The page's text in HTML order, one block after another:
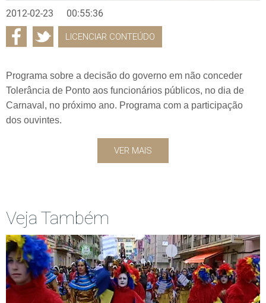
2012-02-23 00:55:36
LICENCIAR CONTEÚDO
Programa sobre a decisão do governo em não conceder
Tolerância de Ponto aos funcionários públicos, no dia de
Carnaval, no próximo ano. Programa com a participação
dos ouvintes.
VER MAIS
Veja Também